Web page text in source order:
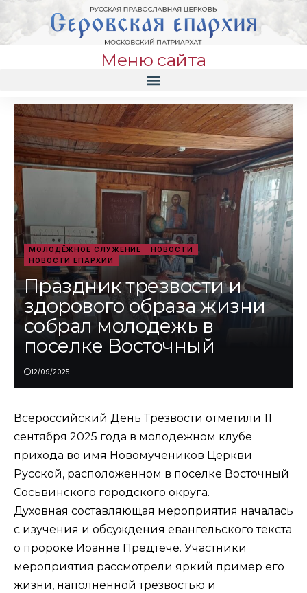
Меню сайта
МОЛОДЁЖНОЕ СЛУЖЕНИЕ
НОВОСТИ
НОВОСТИ ЕПАРХИИ
Праздник трезвости и
здорового образа жизни
собрал молодежь в
поселке Восточный
12/09/2025
Всероссийский День Трезвости отметили 11
сентября 2025 года в молодежном клубе
прихода во имя Новомучеников Церкви
Русской, расположенном в поселке Восточный
Сосьвинского городского округа.
Духовная составляющая мероприятия началась
с изучения и обсуждения евангельского текста
о пророке Иоанне Предтече. Участники
мероприятия рассмотрели яркий пример его
жизни, наполненной трезвостью и